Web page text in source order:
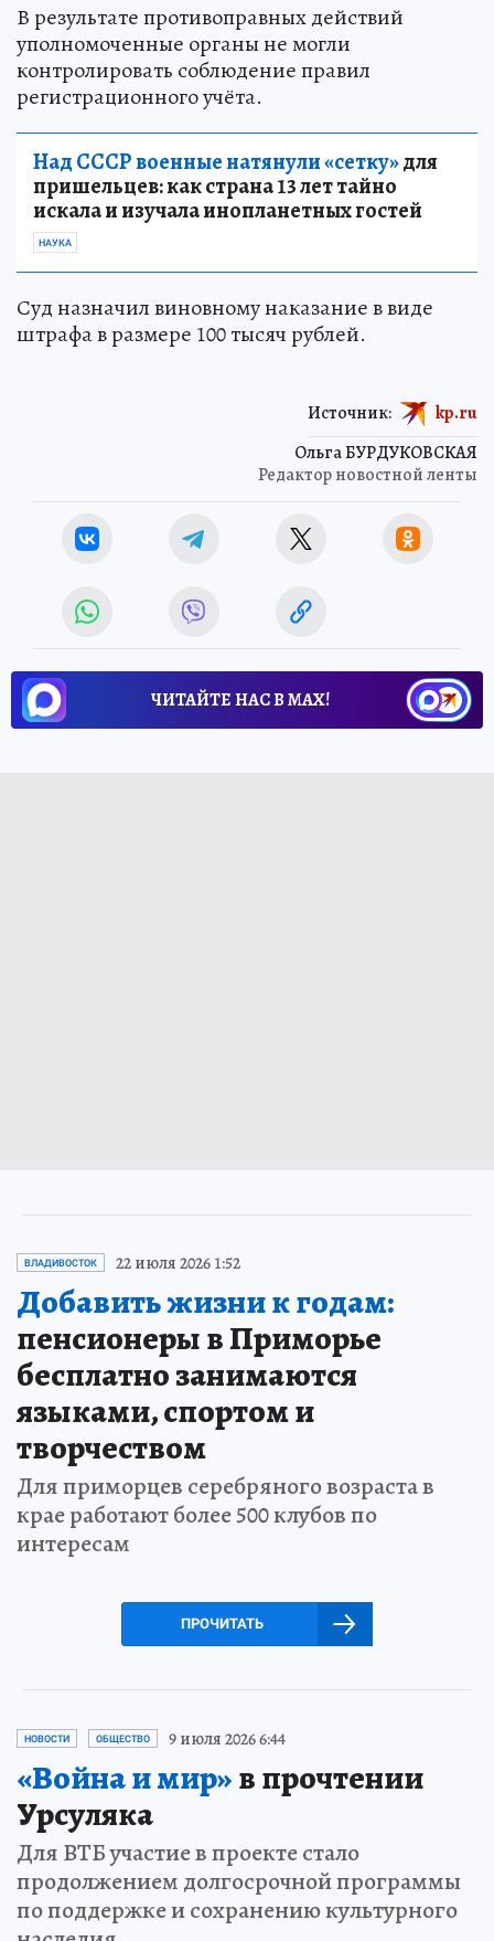
В результате противоправных действий
уполномоченные органы не могли
контролировать соблюдение правил
регистрационного учёта.
Над СССР военные натянули «сетку»для
пришельцев: как страна 13 лет тайно
искала и изучала инопланетных гостей
НАУКА
Суд назначил виновному наказание в виде
штрафа в размере 100 тысяч рублей.
Ольга БУРДУКОВСКАЯ
Редактор новостной ленты
Источник: kp.ru
ЧИТАЙТЕ НАС В МАХ!
ВЛАДИВОСТОК 22 июля 2026 1:52
Добавить жизни к годам:
пенсионеры в Приморье
бесплатно занимаются
языками, спортом и
творчеством
Для приморцев серебряного возраста в
крае работают более 500 клубов по
интересам
ПРОЧИТАТЬ
НОВОСТИ ОБЩЕСТВО 9 июля 2026 6:44
«Война и мир»в прочтении
Урсуляка
Для ВТБ участие в проекте стало
продолжением долгосрочной программы
по поддержке и сохранению культурного